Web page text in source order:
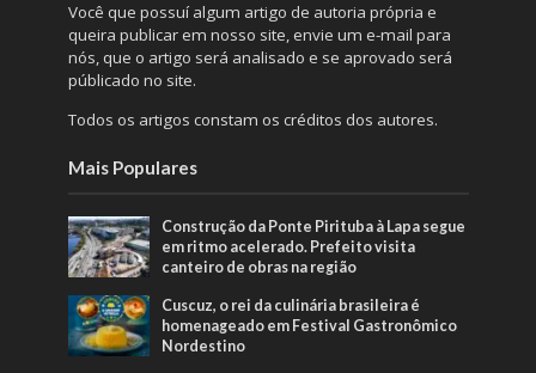
Você que possuí algum artigo de autoria própria e
queira publicar em nosso site, envie um e-mail para
nós, que o artigo será analisado e se aprovado será
públicado no site.
Todos os artigos constam os créditos dos autores.
Mais Populares
Construção da Ponte Pirituba à Lapa segue
em ritmo acelerado. Prefeito visita
canteiro de obras na região
Cuscuz, o rei da culinária brasileira é
homenageado em Festival Gastronômico
Nordestino